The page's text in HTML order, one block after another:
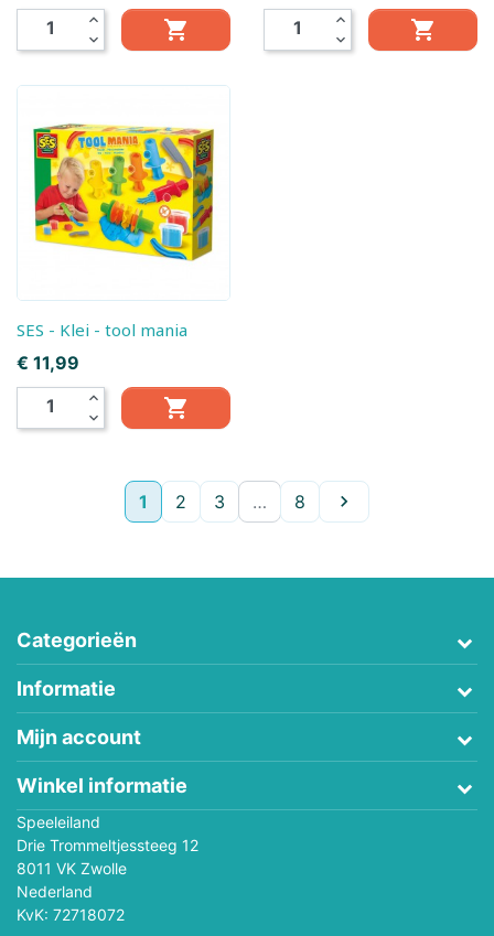
expand_less
expand_more

expand_less
expand_more

SES - Klei - tool mania
Prijs
€ 11,99
expand_less
expand_more

1 2 3 … 8 Volgende

Categorieën
Informatie
Mijn account
Winkel informatie
Speeleiland
Drie Trommeltjessteeg 12
8011 VK Zwolle
Nederland
KvK: 72718072